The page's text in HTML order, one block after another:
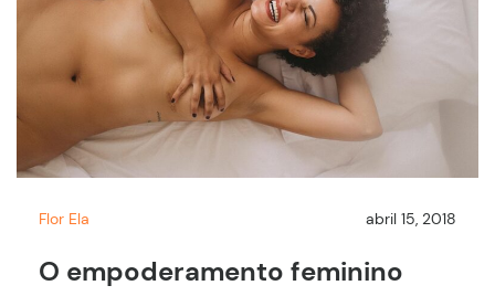
Flor Ela abril 15, 2018
O empoderamento feminino